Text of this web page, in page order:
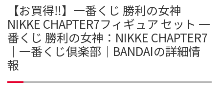
【お買得‼️】一番くじ 勝利の女神
NIKKE CHAPTER7フィギュア セット 一
番くじ 勝利の女神：NIKKE CHAPTER7
｜一番くじ倶楽部｜BANDAIの詳細情
報